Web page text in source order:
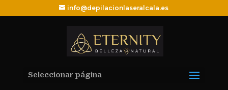
info@depilacionlaseralcala.es
Seleccionar página